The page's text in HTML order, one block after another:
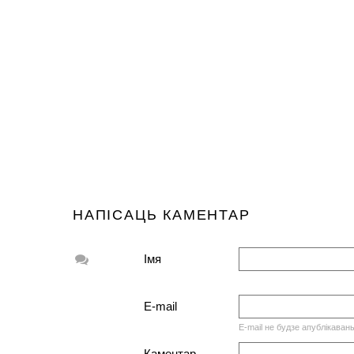
НАПІСАЦЬ КАМЕНТАР
Імя
E-mail
E-mail не будзе